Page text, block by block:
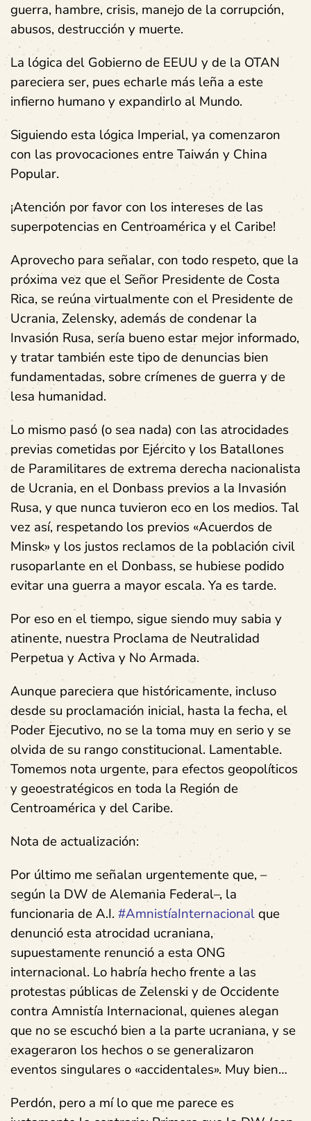
guerra, hambre, crisis, manejo de la corrupción,
abusos, destrucción y muerte.
La lógica del Gobierno de EEUU y de la OTAN
pareciera ser, pues echarle más leña a este
infierno humano y expandirlo al Mundo.
Siguiendo esta lógica Imperial, ya comenzaron
con las provocaciones entre Taiwán y China
Popular.
¡Atención por favor con los intereses de las
superpotencias en Centroamérica y el Caribe!
Aprovecho para señalar, con todo respeto, que la
próxima vez que el Señor Presidente de Costa
Rica, se reúna virtualmente con el Presidente de
Ucrania, Zelensky, además de condenar la
Invasión Rusa, sería bueno estar mejor informado,
y tratar también este tipo de denuncias bien
fundamentadas, sobre crímenes de guerra y de
lesa humanidad.
Lo mismo pasó (o sea nada) con las atrocidades
previas cometidas por Ejército y los Batallones
de Paramilitares de extrema derecha nacionalista
de Ucrania, en el Donbass previos a la Invasión
Rusa, y que nunca tuvieron eco en los medios. Tal
vez así, respetando los previos «Acuerdos de
Minsk» y los justos reclamos de la población civil
rusoparlante en el Donbass, se hubiese podido
evitar una guerra a mayor escala. Ya es tarde.
Por eso en el tiempo, sigue siendo muy sabia y
atinente, nuestra Proclama de Neutralidad
Perpetua y Activa y No Armada.
Aunque pareciera que históricamente, incluso
desde su proclamación inicial, hasta la fecha, el
Poder Ejecutivo, no se la toma muy en serio y se
olvida de su rango constitucional. Lamentable.
Tomemos nota urgente, para efectos geopolíticos
y geoestratégicos en toda la Región de
Centroamérica y del Caribe.
Nota de actualización:
Por último me señalan urgentemente que, –
según la DW de Alemania Federal–, la
funcionaria de A.I. #AmnistíaInternacionalque
denunció esta atrocidad ucraniana,
supuestamente renunció a esta ONG
internacional. Lo habría hecho frente a las
protestas públicas de Zelenski y de Occidente
contra Amnistía Internacional, quienes alegan
que no se escuchó bien a la parte ucraniana, y se
exageraron los hechos o se generalizaron
eventos singulares o «accidentales». Muy bien…
Perdón, pero a mí lo que me parece es